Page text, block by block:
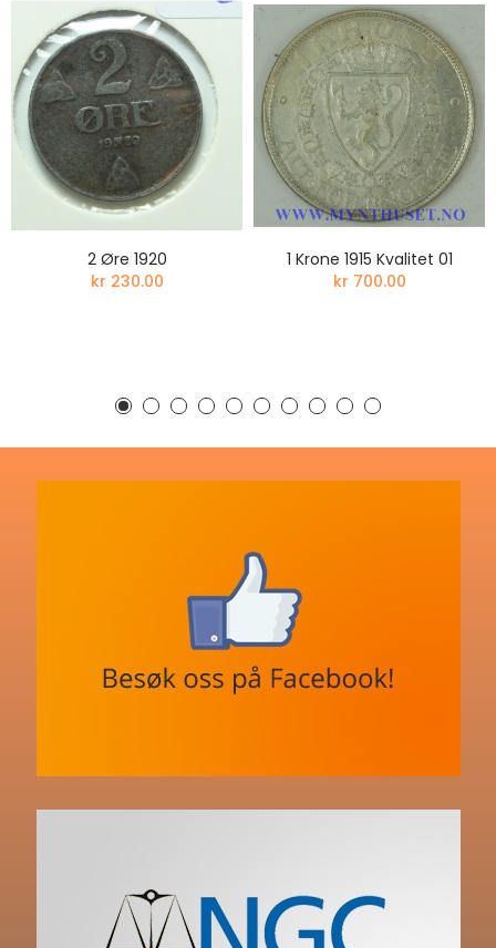
2 Øre 1920
kr 230.00
1 Krone 1915 Kvalitet 01
kr 700.00